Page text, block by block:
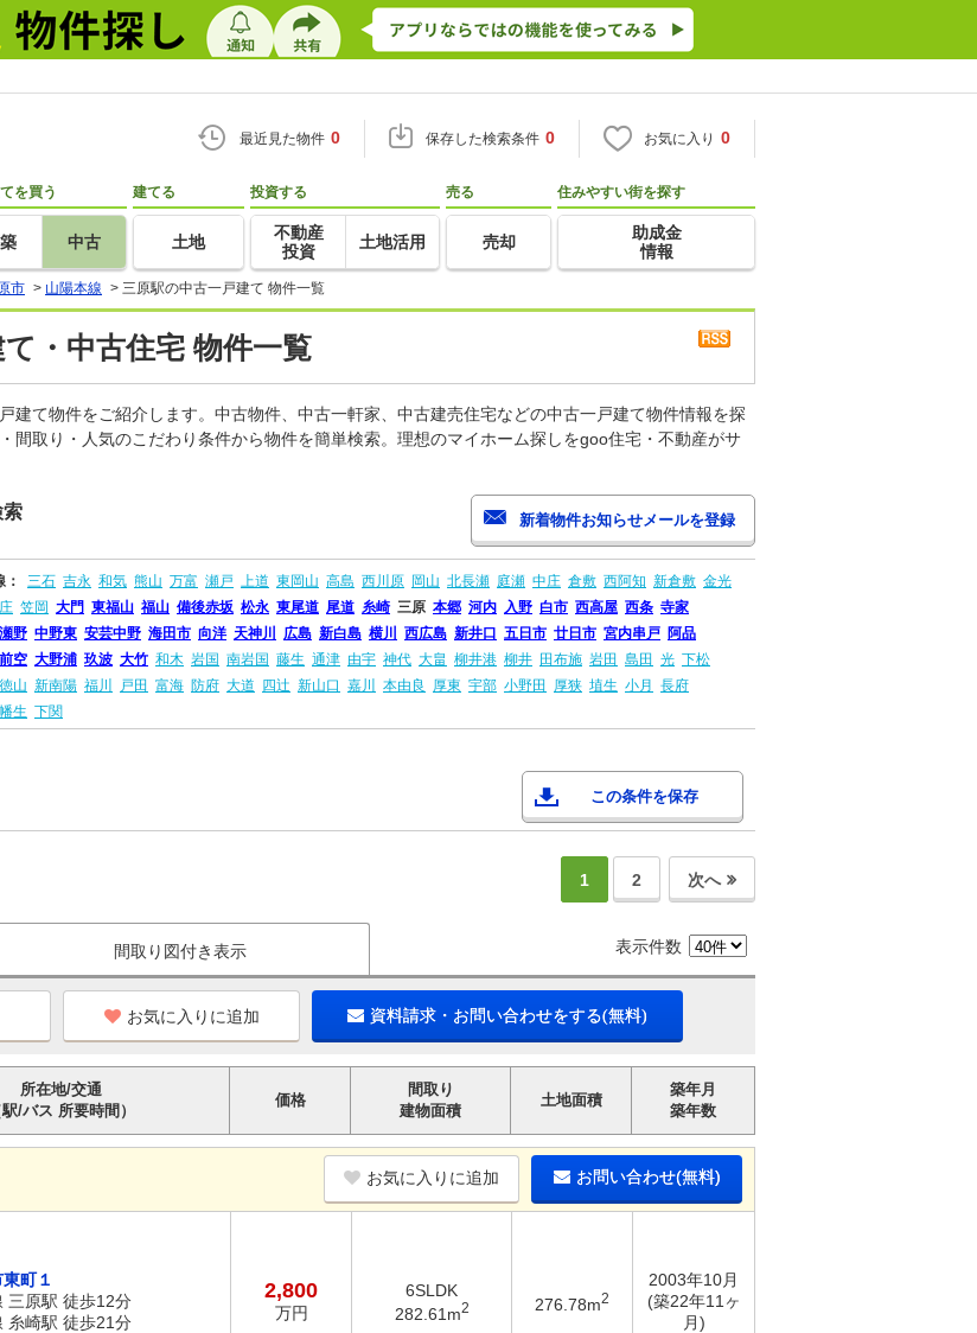
最近見た物件 0 保存した検索条件 0 お気に入り 0
を買う
中古
建てる
土地
投資する
不動産
投資
土地活用
売る
売却
住みやすい街を探す
助成金
情報
市 > 山陽本線 > 三原駅の中古一戸建て 物件一覧
・中古住宅 物件一覧
建て物件をご紹介します。中古物件、中古一軒家、中古建売住宅などの中古一戸建て物件情報を探
間取り・人気のこだわり条件から物件を簡単検索。理想のマイホーム探しをgoo住宅・不動産がサ
索
三石 吉永 和気 熊山 万富 瀬戸 上道 東岡山 高島 西川原 岡山 北長瀬 庭瀬 中庄 倉敷 西阿知 新倉敷 金光
笠岡 大門 東福山 福山 備後赤坂 松永 東尾道 尾道 糸崎 三原 本郷 河内 入野 白市 西高屋 西条 寺家
瀬野 中野東 安芸中野 海田市 向洋 天神川 広島 新白島 横川 西広島 新井口 五日市 廿日市 宮内串戸 阿品
前空 大野浦 玖波 大竹 和木 岩国 南岩国 藤生 通津 由宇 神代 大畠 柳井港 柳井 田布施 岩田 島田 光 下松
徳山 新南陽 福川 戸田 富海 防府 大道 四辻 新山口 嘉川 本由良 厚東 宇部 小野田 厚狭 埴生 小月
長府
幡生 下関
この条件を保存
1 2 次へ
間取り図付き表示 表示件数
お気に入りに追加 資料請求・お問い合わせをする(無料)
所在地/交通
駅/バス 所要時間）
価格
間取り
建物面積
土地面積
築年月
築年数
お気に入りに追加 お問い合わせ(無料)
町１
三原駅 徒歩12分
糸崎駅 徒歩21分
2,800
万円
6SLDK
282.61m2 276.78m2
2003年10月
(築22年11ヶ
月)